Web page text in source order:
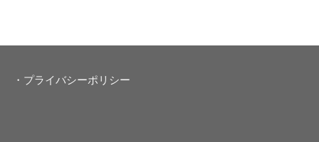
・プライバシーポリシー